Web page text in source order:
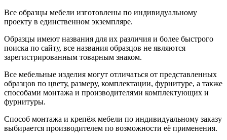
Все образцы мебели изготовлены по индивидуальному
проекту в единственном экземпляре.
Образцы имеют названия для их различия и более быстрого
поиска по сайту, все названия образцов не являются
зарегистрированным товарным знаком.
Все мебельные изделия могут отличаться от представленных
образцов по цвету, размеру, комплектации, фурнитуре, а также
способами монтажа и производителями комплектующих и
фурнитуры.
Способ монтажа и крепёж мебели по индивидуальному заказу
выбирается производителем по возможности её применения.